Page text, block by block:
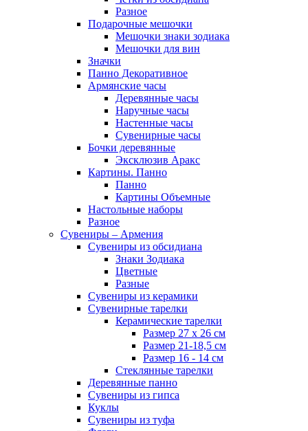
Разное
Подарочные мешочки
Мешочки знаки зодиака
Мешочки для вин
Значки
Панно Декоративное
Армянские часы
Деревянные часы
Наручные часы
Настенные часы
Сувенирные часы
Бочки деревянные
Эксклюзив Аракс
Картины. Панно
Панно
Картины Объемные
Настольные наборы
Разное
Сувениры – Армения
Сувениры из обсидиана
Знаки Зодиака
Цветные
Разные
Сувениры из керамики
Сувенирные тарелки
Керамические тарелки
Размер 27 х 26 см
Размер 21-18,5 см
Размер 16 - 14 см
Стеклянные тарелки
Деревянные панно
Сувениры из гипса
Куклы
Сувениры из туфа